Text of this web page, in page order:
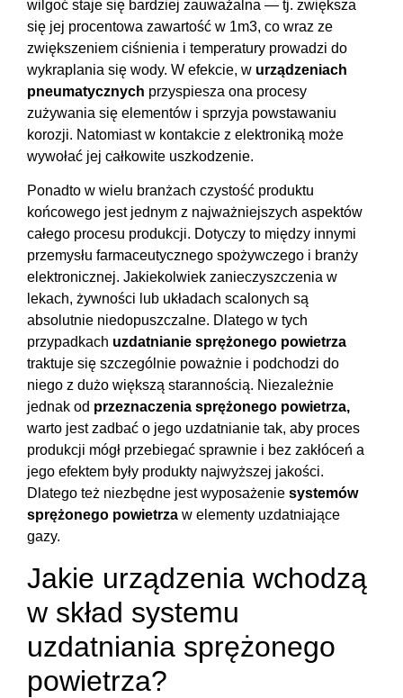
wilgoć staje się bardziej zauważalna — tj. zwiększa
się jej procentowa zawartość w 1m3, co wraz ze
zwiększeniem ciśnienia i temperatury prowadzi do
wykraplania się wody. W efekcie, w urządzeniach
pneumatycznych przyspiesza ona procesy
zużywania się elementów i sprzyja powstawaniu
korozji. Natomiast w kontakcie z elektroniką może
wywołać jej całkowite uszkodzenie.
Ponadto w wielu branżach czystość produktu
końcowego jest jednym z najważniejszych aspektów
całego procesu produkcji. Dotyczy to między innymi
przemysłu farmaceutycznego spożywczego i branży
elektronicznej. Jakiekolwiek zanieczyszczenia w
lekach, żywności lub układach scalonych są
absolutnie niedopuszczalne. Dlatego w tych
przypadkach uzdatnianie sprężonego powietrza
traktuje się szczególnie poważnie i podchodzi do
niego z dużo większą starannością. Niezależnie
jednak od przeznaczenia sprężonego powietrza,
warto jest zadbać o jego uzdatnianie tak, aby proces
produkcji mógł przebiegać sprawnie i bez zakłóceń a
jego efektem były produkty najwyższej jakości.
Dlatego też niezbędne jest wyposażenie systemów
sprężonego powietrza w elementy uzdatniające
gazy.
Jakie urządzenia wchodzą
w skład systemu
uzdatniania sprężonego
powietrza?